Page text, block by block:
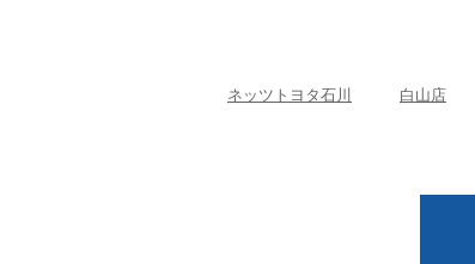
ネッツトヨタ石川 白山店